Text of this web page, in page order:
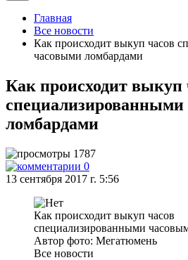
Главная
Все новости
Как происходит выкуп часов
часовыми ломбардами
Как происходит выкуп
ломбардами
1787
0
13 сентября 2017 г. 5:56
Как происходит выкуп часов
специализированными
Автор фото: Мегатюмень
Все новости